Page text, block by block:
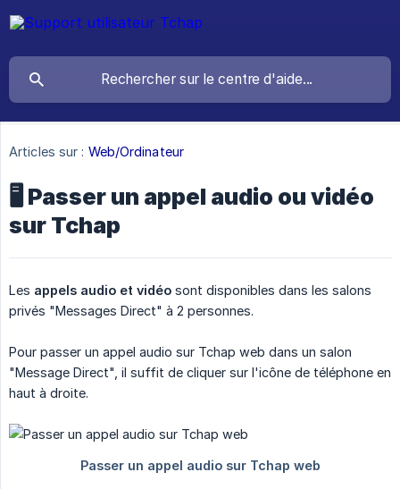
Articles sur : Web/Ordinateur
🖥 Passer un appel audio ou vidéo
sur Tchap
Les appels audio et vidéo sont disponibles dans les salons
privés "Messages Direct" à 2 personnes.
Pour passer un appel audio sur Tchap web dans un salon
"Message Direct", il suffit de cliquer sur l'icône de téléphone en
haut à droite.